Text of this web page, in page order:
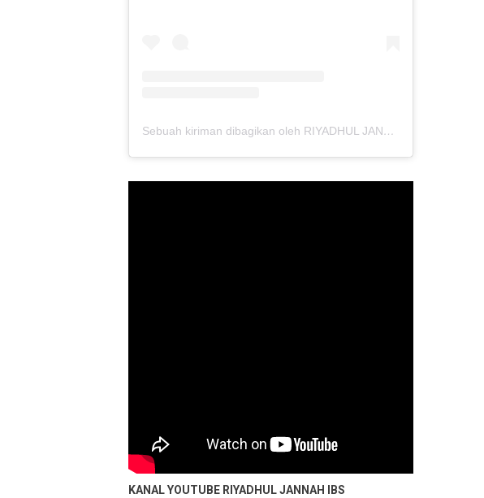
Sebuah kiriman dibagikan oleh RIYADHUL JANNAH IBS (@riyadhuljannahibs)
KANAL YOUTUBE RIYADHUL JANNAH IBS